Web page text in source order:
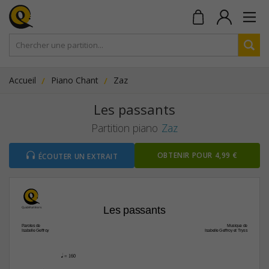
Accueil Piano Chant Zaz
Les passants
Partition piano Zaz
ÉCOUTER UN EXTRAIT OBTENIR POUR 4,99 €
Paroles de
Isabelle Geffroy
Les passants
Musique de
Isabelle Geffroy et Tryss
q = 160